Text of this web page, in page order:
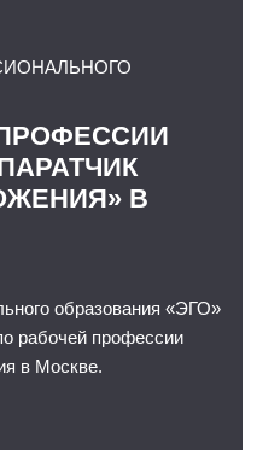
В
образования «ЭГО»
рабочей профессии
в Москве.